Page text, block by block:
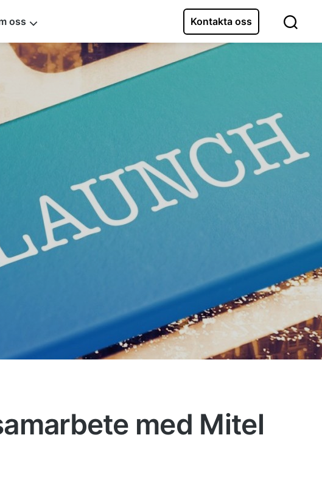
oss Kontakta oss
med Mitel